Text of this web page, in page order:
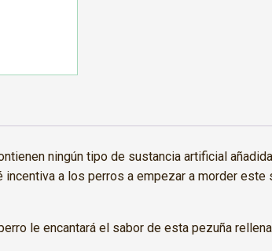
ningún tipo de sustancia artificial
a los perros a empezar a morder
le encantará el sabor de esta pezuña